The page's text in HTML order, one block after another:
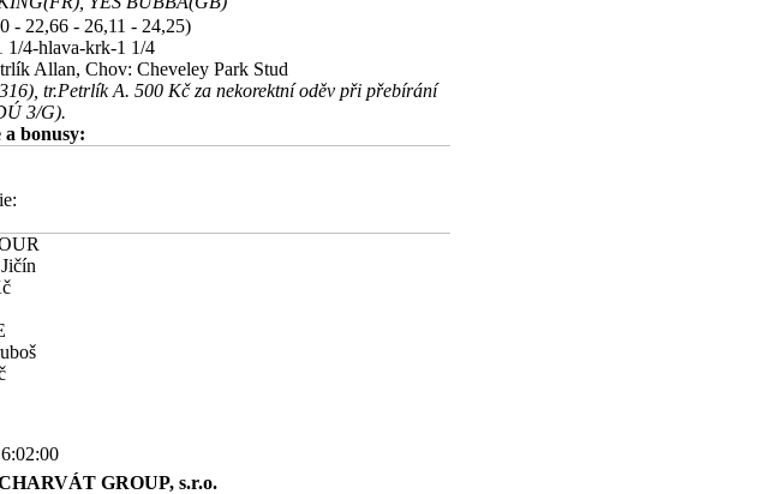
- 22,66 - 26,11 - 24,25)
1/4-hlava-krk-1 1/4
Allan, Chov: Cheveley Park Stud
tr.Petrlík A. 500 Kč za nekorektní oděv při přebírání
3/G).
bonusy:
GROUP, s.r.o.